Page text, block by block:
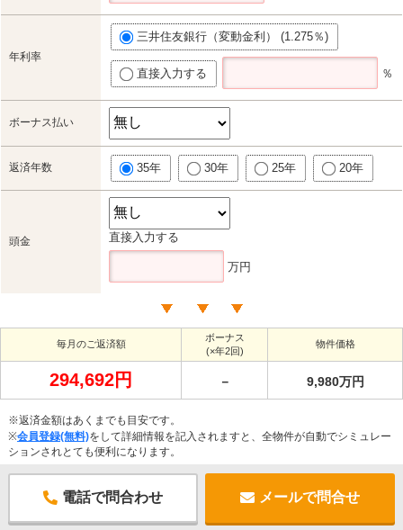
年利率
三井住友銀行（変動金利） (1.275％)
直接入力する ％
ボーナス払い
返済年数 35年 30年 25年 20年
頭金 直接入力する
万円
毎月のご返済額
ボーナス
(×年2回)
物件価格
294,692円 － 9,980万円
※返済金額はあくまでも目安です。
※会員登録(無料)をして詳細情報を記入されますと、全物件が自動でシミュレー
ションされとても便利になります。
電話で問合わせ メールで問合せ